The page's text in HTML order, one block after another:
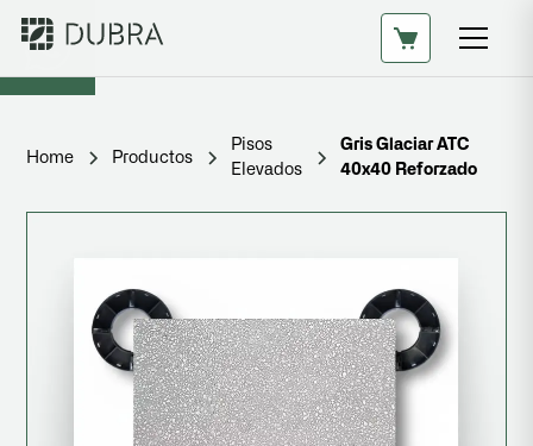
Home Productos
Pisos
Elevados
Gris Glaciar ATC
40x40 Reforzado